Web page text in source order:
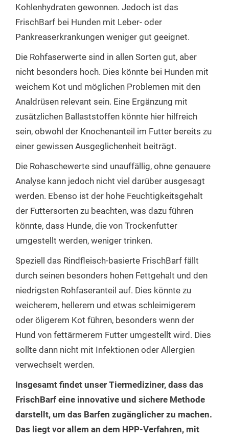
Kohlenhydraten gewonnen. Jedoch ist das
FrischBarf bei Hunden mit Leber- oder
Pankreaserkrankungen weniger gut geeignet.
Die Rohfaserwerte sind in allen Sorten gut, aber
nicht besonders hoch. Dies könnte bei Hunden mit
weichem Kot und möglichen Problemen mit den
Analdrüsen relevant sein. Eine Ergänzung mit
zusätzlichen Ballaststoffen könnte hier hilfreich
sein, obwohl der Knochenanteil im Futter bereits zu
einer gewissen Ausgeglichenheit beiträgt.
Die Rohaschewerte sind unauffällig, ohne genauere
Analyse kann jedoch nicht viel darüber ausgesagt
werden. Ebenso ist der hohe Feuchtigkeitsgehalt
der Futtersorten zu beachten, was dazu führen
könnte, dass Hunde, die von Trockenfutter
umgestellt werden, weniger trinken.
Speziell das Rindfleisch-basierte FrischBarf fällt
durch seinen besonders hohen Fettgehalt und den
niedrigsten Rohfaseranteil auf. Dies könnte zu
weicherem, hellerem und etwas schleimigerem
oder öligerem Kot führen, besonders wenn der
Hund von fettärmerem Futter umgestellt wird. Dies
sollte dann nicht mit Infektionen oder Allergien
verwechselt werden.
Insgesamt findet unser Tiermediziner, dass das
FrischBarf eine innovative und sichere Methode
darstellt, um das Barfen zugänglicher zu machen.
Das liegt vor allem an dem HPP-Verfahren, mit